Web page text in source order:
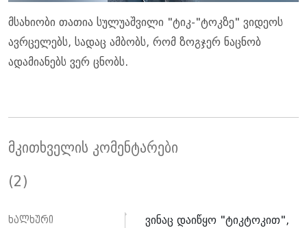
მსახიობი თათია სულუაშვილი "ტიკ-"ტოკზე" ვიდეოს
ავრცელებს, სადაც ამბობს, რომ ზოგჯერ ნაცნობ
ადამიანებს ვერ ცნობს.
მკითხველის კომენტარები
(2)
ხალხური
ვინაც დაიწყო "ტიკტოკით",